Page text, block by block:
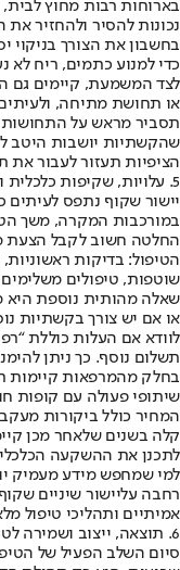
בארוחות רבות מחוץ
נכונות להסיר ולהחזיר
בחשבון את הצורך בניקוי
כדי למנוע כתמים, ריח לא
לצד המשמעת, קיימים גם
או תחושת מתיחה,
תסביר מראש על התחושות
שהקשתיות יושבות היטב
הציפיות תעזור לעבור
5. עלויות, שקיפות כלכלית ומה כולל הטיפול בפועל
יישור שקוף נתפס לעיתים
במורכבות המקרה, משך
החלטה חשוב לקבל הצעת
הטיפול: בדיקות
שוטפות, טיפולים משלימים
שאלה מהותית נוספת היא
או אם יש צורך בקשתיות
לוודא אם העלות כוללת
תשלום נוסף. כך ניתן
בחלק מהמרפאות קיימות
שיתופי פעולה עם קופות
המחיר כולל ביקורות
קלה בשנים שלאחר מכן
לתכנן את ההשקעה
למי שמחפש מידע מעמיק
רחבה עליישור שיניים שקוף
אמיתיים ותהליכי טיפול
6. תוצאה, ייצוב ושמירה לטווח ארוך
סיום השלב הפעיל של